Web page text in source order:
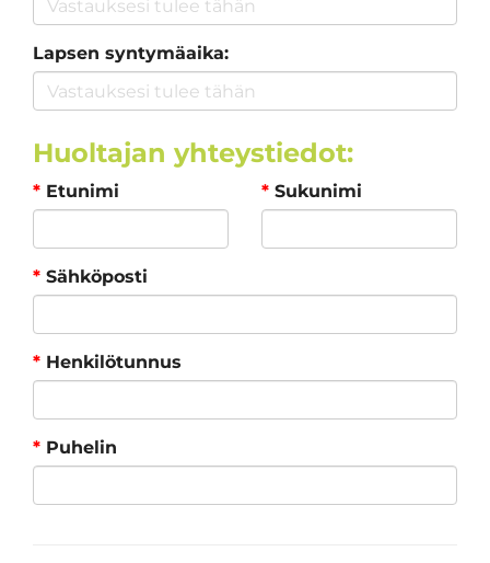
Lapsen syntymäaika:
Huoltajan yhteystiedot:
* Etunimi * Sukunimi
* Sähköposti
* Henkilötunnus
* Puhelin